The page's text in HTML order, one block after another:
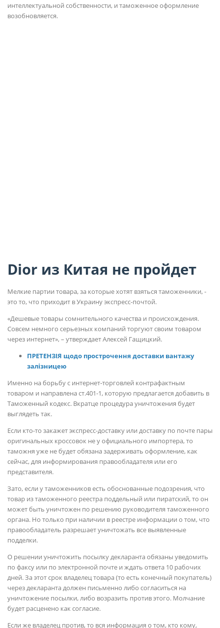
интеллектуальной собственности, и таможенное оформление
возобновляется.
Dior из Китая не пройдет
Мелкие партии товара, за которые хотят взяться таможенники, -
это то, что приходит в Украину экспресс-почтой.
«Дешевые товары сомнительного качества и происхождения.
Совсем немного серьезных компаний торгуют своим товаром
через интернет», – утверждает Алексей Гащицкий.
ПРЕТЕНЗІЯ щодо прострочення доставки вантажу
залізницею
Именно на борьбу с интернет-торговлей контрафактным
товаром и направлена ст.401-1, которую предлагается добавить в
Таможенный кодекс. Вкратце процедура уничтожения будет
выглядеть так.
Если кто-то закажет экспресс-доставку или доставку по почте пары
оригинальных кроссовок не у официального импортера, то
таможня уже не будет обязана задерживать оформление, как
сейчас, для информирования правообладателя или его
представителя.
Зато, если у таможенников есть обоснованные подозрения, что
товар из таможенного реестра поддельный или пиратский, то он
может быть уничтожен по решению руководителя таможенного
органа. Но только при наличии в реестре информации о том, что
правообладатель разрешает уничтожать все выявленные
подделки.
О решении уничтожить посылку декларанта обязаны уведомить
по факсу или по электронной почте и ждать ответа 10 рабочих
дней. За этот срок владелец товара (то есть конечный покупатель)
через декларанта должен письменно либо согласиться на
уничтожение посылки, либо возразить против этого. Молчание
будет расценено как согласие.
Если же владелец против, то вся информация о том, кто кому,